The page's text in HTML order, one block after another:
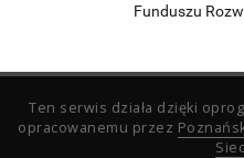
Funduszu
Ten serwis działa dzięki
opracowanemu przez